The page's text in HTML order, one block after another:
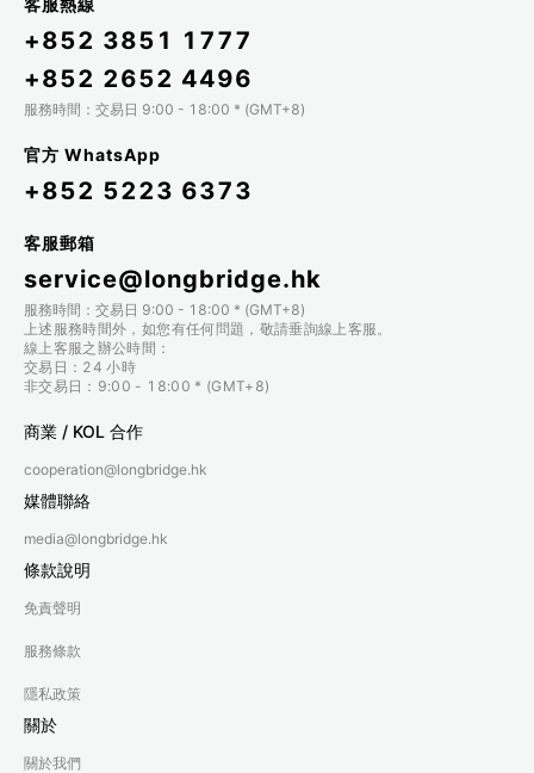
客服熱線
+852 3851 1777
+852 2652 4496
服務時間：交易日 9:00 - 18:00 * (GMT+8)
官方 WhatsApp
+852 5223 6373
客服郵箱
service@longbridge.hk
服務時間：交易日 9:00 - 18:00 * (GMT+8)
上述服務時間外，如您有任何問題，敬請垂詢線上客服。
線上客服之辦公時間：
交易日：24 小時
非交易日：9:00 - 18:00 * (GMT+8)
商業 / KOL 合作
cooperation@longbridge.hk
媒體聯絡
media@longbridge.hk
條款說明
免責聲明
服務條款
隱私政策
關於
關於我們